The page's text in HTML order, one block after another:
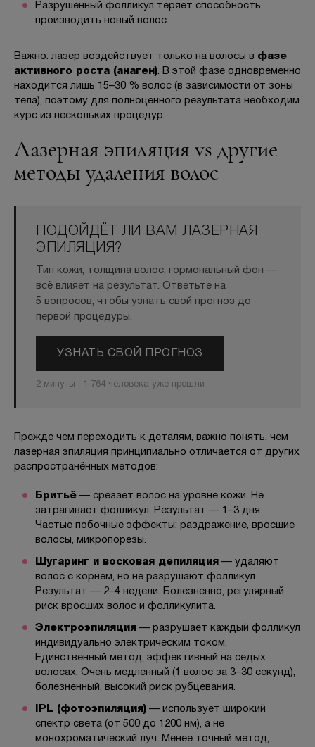
Разрушенный фолликул теряет способность
производить новый волос.
Важно: лазер воздействует только на волосы в фазе
активного роста (анаген). В этой фазе одновременно
находится лишь 15–30 % волос (в зависимости от зоны
тела), поэтому для полноценного результата необходим
курс из нескольких процедур.
Лазерная эпиляция vs другие
методы удаления волос
ПОДОЙДЁТ ЛИ ВАМ ЛАЗЕРНАЯ
ЭПИЛЯЦИЯ?
Тип кожи, толщина волос, гормональный фон —
всё влияет на результат. Ответьте на
5 вопросов, чтобы узнать свой прогноз до
первой процедуры.
УЗНАТЬ СВОЙ ПРОГНОЗ
2 минуты · 1 764 человека уже прошли
Прежде чем переходить к деталям, важно понять, чем
лазерная эпиляция принципиально отличается от других
распространённых методов:
Бритьё — срезает волос на уровне кожи. Не
затрагивает фолликул. Результат — 1–3 дня.
Частые побочные эффекты: раздражение, вросшие
волосы, микропорезы.
Шугаринг и восковая депиляция — удаляют
волос с корнем, но не разрушают фолликул.
Результат — 2–4 недели. Болезненно, регулярный
риск вросших волос и фолликулита.
Электроэпиляция — разрушает каждый фолликул
индивидуально электрическим током.
Единственный метод, эффективный на седых
волосах. Очень медленный (1 волос за 3–30 секунд),
болезненный, высокий риск рубцевания.
IPL (фотоэпиляция) — использует широкий
спектр света (от 500 до 1200 нм), а не
монохроматический луч. Менее точный метод,